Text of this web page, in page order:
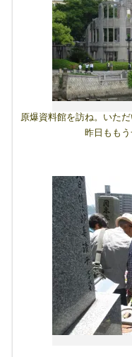
原爆資料館を訪ね。いた
昨日ももう